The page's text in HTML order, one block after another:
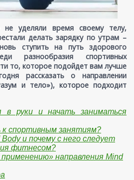
уделяли время своему телу,
делать зарядку по утрам –
ступить на путь здорового
разнообразия спортивных
то, которое подойдет вам лучше
рассказать о направлении
и тело»), которое подходит
в руки и начать заниматься
к спортивным занятиям?
и почему с него следует
фитнесом?
направления Mind